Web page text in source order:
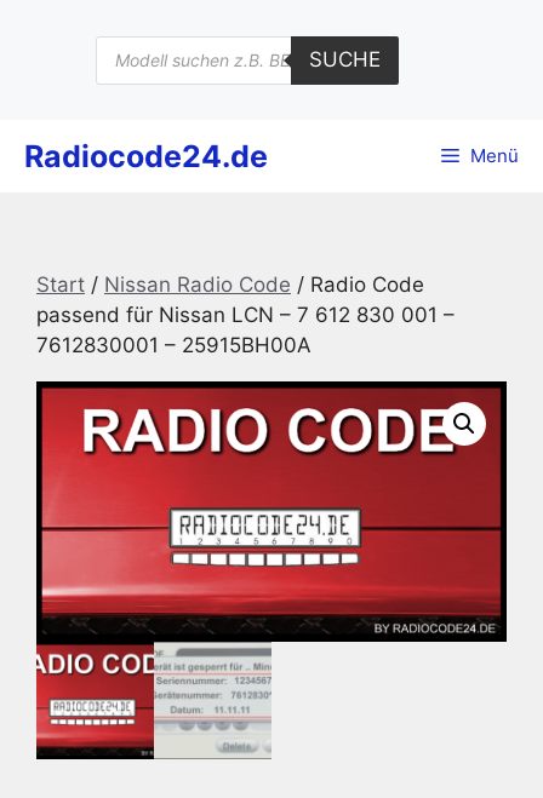
Products
search
SUCHE
Radiocode24.de Menü
Start / Nissan Radio Code / Radio Code
passend für Nissan LCN – 7 612 830 001 –
7612830001 – 25915BH00A